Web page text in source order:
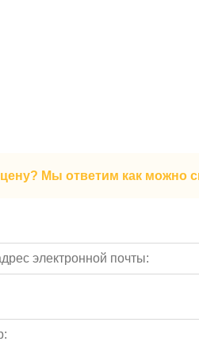
Мы ответим как можно